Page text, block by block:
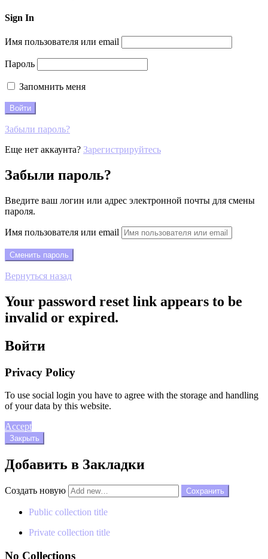
Sign In
Имя пользователя или email
Пароль
Запомнить меня
Забыли пароль?
Еще нет аккаунта? Зарегистрируйтесь
Забыли пароль?
Введите ваш логин или адрес электронной почты для смены
пароля.
Имя пользователя или email
Вернуться назад
Your password reset link appears to be
invalid or expired.
Войти
Privacy Policy
To use social login you have to agree with the storage and handling
of your data by this website.
Accept
Закрыть
Добавить в Закладки
Создать новую
Public collection title
Private collection title
No Collections